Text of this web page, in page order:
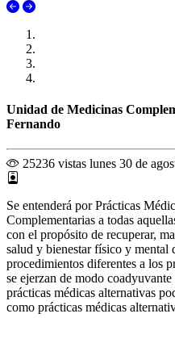
Unidad de Medicinas
Fernando
25236 vistas lunes 30 de
Se entenderá por Prácticas
Complementarias a todas
con el propósito de recuperar,
salud y bienestar físico y mental
procedimientos diferentes a los
se ejerzan de modo
prácticas médicas alternativas
como prácticas médicas